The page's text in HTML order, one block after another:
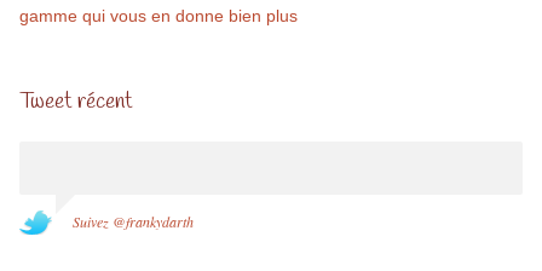
gamme qui vous en donne bien plus
Tweet récent
Suivez @frankydarth